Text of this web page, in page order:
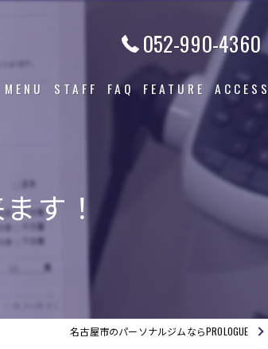
052-990-4360
MENU STAFF FAQ FEATURE
トレーニング
ACCESS
す！
名古屋市のパーソナルジムならPROLOGUE